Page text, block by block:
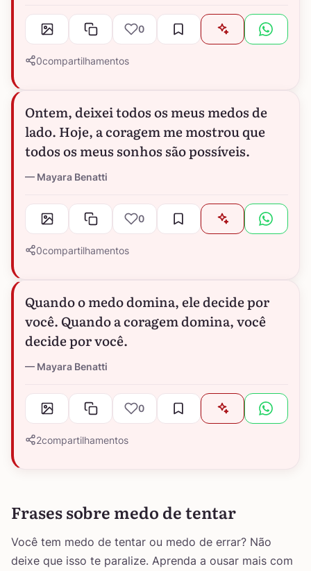
0
0compartilhamentos
Ontem, deixei todos os meus medos de
lado. Hoje, a coragem me mostrou que
todos os meus sonhos são possíveis.
Mayara Benatti
0
0compartilhamentos
Quando o medo domina, ele decide por
você. Quando a coragem domina, você
decide por você.
Mayara Benatti
0
2compartilhamentos
Frases sobre medo de tentar
Você tem medo de tentar ou medo de errar? Não
deixe que isso te paralize. Aprenda a ousar mais com